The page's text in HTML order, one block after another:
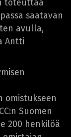
toteuttaa
saatavan
avulla,
Antti
omistukseen
Suomen
200 henkilöä